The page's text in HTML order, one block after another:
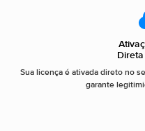
Sua licença é ativada direto no
garante